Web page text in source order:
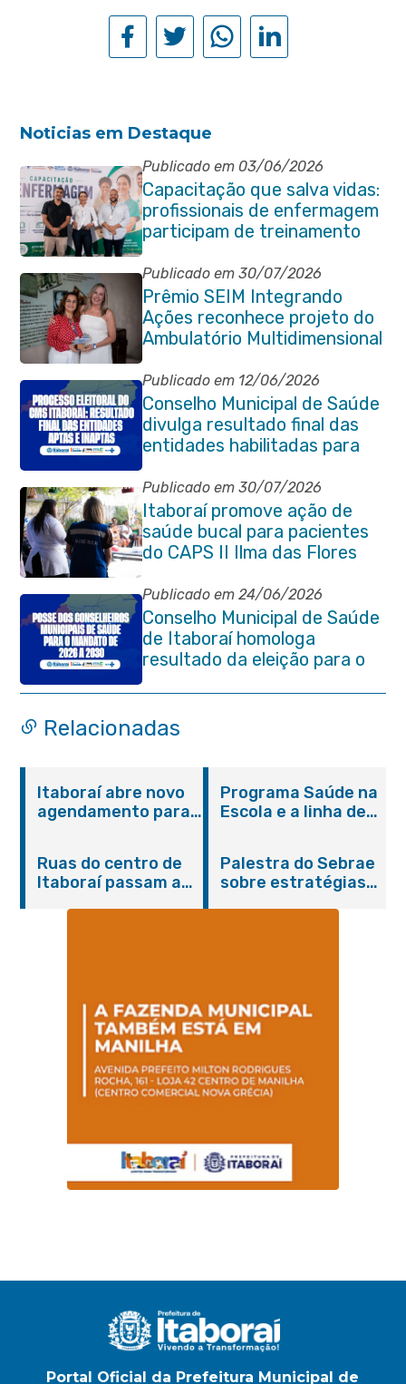
Noticias em Destaque
Publicado em 03/06/2026
Capacitação que salva vidas:
profissionais de enfermagem
participam de treinamento
em primeiros socorros em
Itaboraí
Publicado em 30/07/2026
Prêmio SEIM Integrando
Ações reconhece projeto do
Ambulatório Multidimensional
da Pessoa Idosa de Itaboraí
Publicado em 12/06/2026
Conselho Municipal de Saúde
divulga resultado final das
entidades habilitadas para
eleição do quadriênio 2026-
2030
Publicado em 30/07/2026
Itaboraí promove ação de
saúde bucal para pacientes
do CAPS II Ilma das Flores
Publicado em 24/06/2026
Conselho Municipal de Saúde
de Itaboraí homologa
resultado da eleição para o
quadriênio 2026–2030
Relacionadas
Itaboraí abre novo
agendamento para
Programa Saúde na
Escola e a linha de
promovem
conscientização
sobre hanseníase
Ruas do centro de
Itaboraí passam a
Palestra do Sebrae
sobre estratégias
Portal Oficial da Prefeitura Municipal de